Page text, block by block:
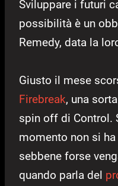
Sviluppare i futuri
possibilità è un
Remedy, data la
Giusto il mese
Firebreak, una
spin off di Control.
momento non si
sebbene forse
quando parla del